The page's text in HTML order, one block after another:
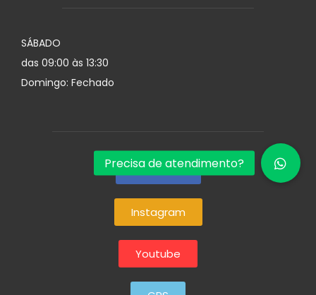
SÁBADO
das 09:00 às 13:30
Domingo: Fechado
Facebook
Instagram
Youtube